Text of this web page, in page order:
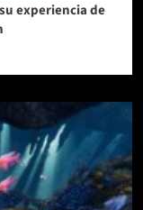
experiencia de